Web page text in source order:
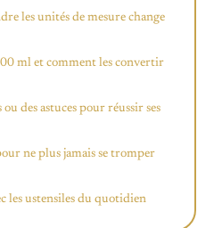
les unités de mesure change
ml et comment les convertir
des astuces pour réussir ses
ne plus jamais se tromper
les ustensiles du quotidien